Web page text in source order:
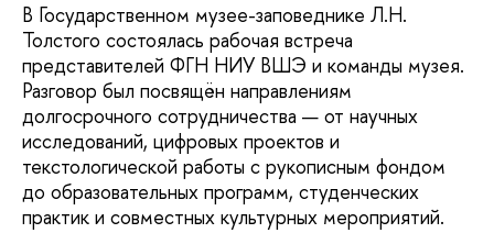
В Государственном музее-заповеднике Л.Н.
Толстого состоялась рабочая встреча
представителей ФГН НИУ ВШЭ и команды музея.
Разговор был посвящён направлениям
долгосрочного сотрудничества — от научных
исследований, цифровых проектов и
текстологической работы с рукописным фондом
до образовательных программ, студенческих
практик и совместных культурных мероприятий.